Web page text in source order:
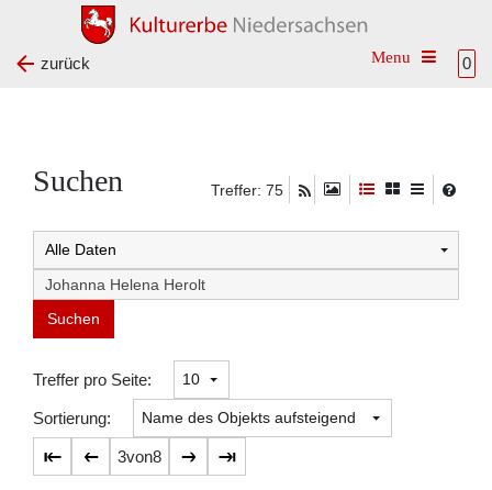
0
Toggle
zurück
Suchen Treffer: 75
Suchtreffer:
Treffer pro Seite:
Sortierung:
3von8